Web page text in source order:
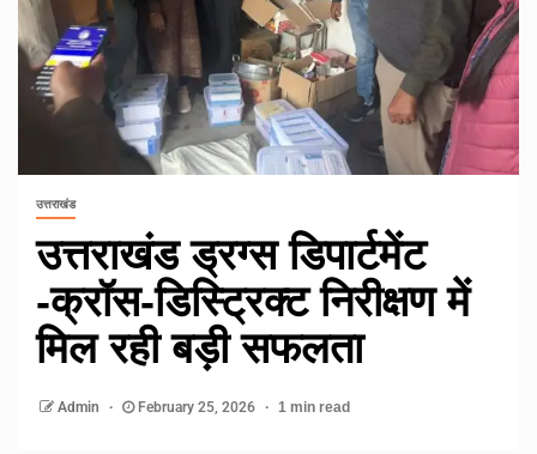
उत्तराखंड
उत्तराखंड ड्रग्स डिपार्टमेंट
-क्रॉस-डिस्ट्रिक्ट निरीक्षण में
मिल रही बड़ी सफलता
Admin February 25, 2026 1 min read